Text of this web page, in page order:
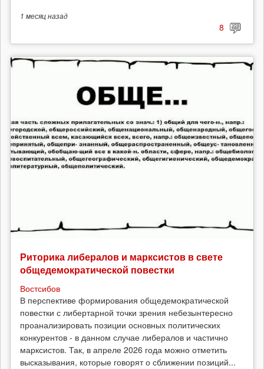
1 месяцназад
8
Риторика либералов и марксистов в свете
общедемократической повестки
Востсибов
В перспективе формирования общедемократической
повестки с либертарной точки зрения небезынтересно
проанализировать позиции основных политических
конкурентов - в данном случае либералов и частично
марксистов. Так, в апреле 2026 года можно отметить
высказывания, которые говорят о сближении позиций...